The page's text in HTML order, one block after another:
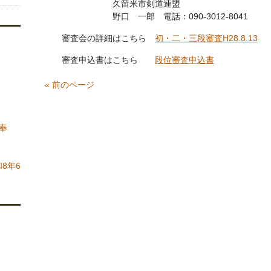
久留米市剣道連盟
野口 一郎 電話：090-3012-8041
審査会の詳細はこちら 初・二・三段審査H28.8.13
審査申込書はこちら 段位審査申込書
« 前のページ
8年6